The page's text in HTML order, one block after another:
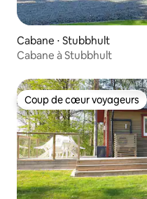
Cabane ⋅ Stubbhult
Cabane à Stubbhult
Coup de cœur voyageurs
Coup de cœur voyageurs